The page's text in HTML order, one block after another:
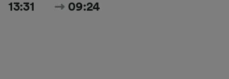
13:31 09:24